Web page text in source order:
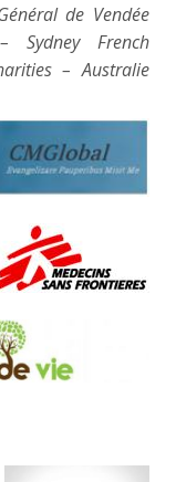
de Vendée
– Sydney French
– Australie